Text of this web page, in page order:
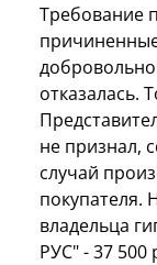
Требование
отказалась.
не признал,
случай
покупателя.
владельца
РУС" - 37 500